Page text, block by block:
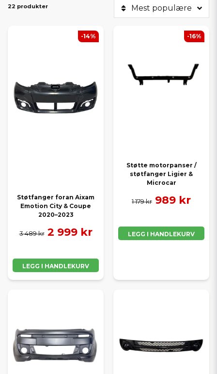
22 produkter Mest populære
Støtfanger foran Aixam
Emotion City & Coupe
2020–2023
3 489 kr 2 999 kr
LEGG I HANDLEKURV
-14%
Støtte motorpanser /
støtfanger Ligier &
Microcar
1 179 kr 989 kr
LEGG I HANDLEKURV
-16%